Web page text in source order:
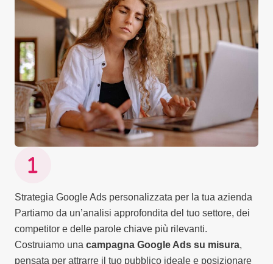
Strategia Google Ads personalizzata per la tua azienda
Partiamo da un’analisi approfondita del tuo settore, dei
competitor e delle parole chiave più rilevanti.
Costruiamo una campagna Google Ads su misura,
pensata per attrarre il tuo pubblico ideale e posizionare